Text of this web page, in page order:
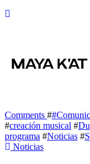
Comments #
#creación musical #
programa #Noticias #
Noticias